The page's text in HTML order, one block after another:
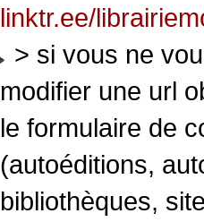
linktr.ee/
> si vous ne
modifier une url
le formulaire de
(autoéditions,
bibliothèques,